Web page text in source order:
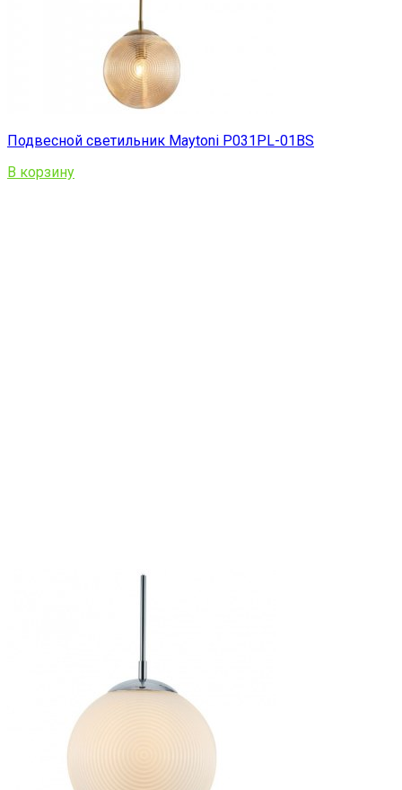
Подвесной светильник Maytoni P031PL-01BS
В корзину